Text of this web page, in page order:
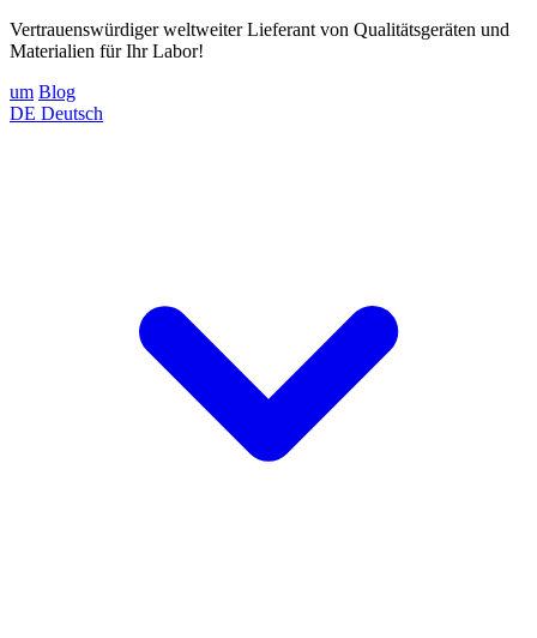
Vertrauenswürdiger weltweiter Lieferant von Qualitätsgeräten und
Materialien für Ihr Labor!
um Blog
DE Deutsch